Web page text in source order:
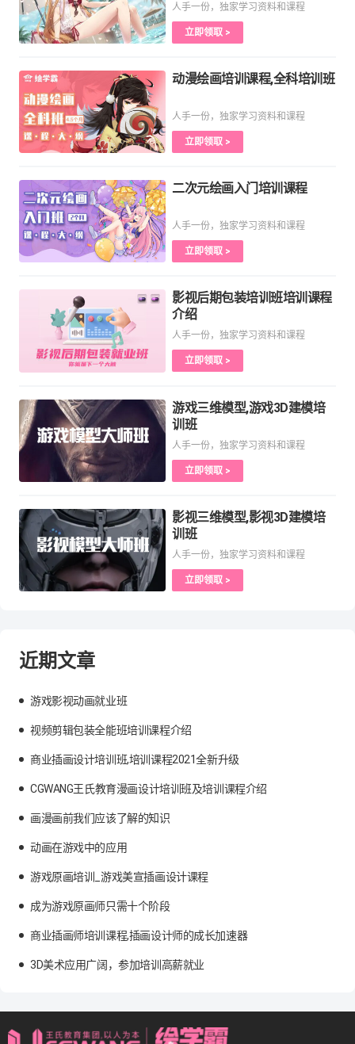
人手一份，独家学习资料和课程
立即领取 >
动漫绘画培训课程,全科培训班
人手一份，独家学习资料和课程
立即领取 >
二次元绘画入门培训课程
人手一份，独家学习资料和课程
立即领取 >
影视后期包装培训班培训课程
介绍
人手一份，独家学习资料和课程
立即领取 >
游戏三维模型,游戏3D建模培
训班
人手一份，独家学习资料和课程
立即领取 >
影视三维模型,影视3D建模培
训班
人手一份，独家学习资料和课程
立即领取 >
近期文章
游戏影视动画就业班
视频剪辑包装全能班培训课程介绍
商业插画设计培训班,培训课程2021全新升级
CGWANG王氏教育漫画设计培训班及培训课程介绍
画漫画前我们应该了解的知识
动画在游戏中的应用
游戏原画培训_游戏美宣插画设计课程
成为游戏原画师只需十个阶段
商业插画师培训课程,插画设计师的成长加速器
3D美术应用广阔，参加培训高薪就业